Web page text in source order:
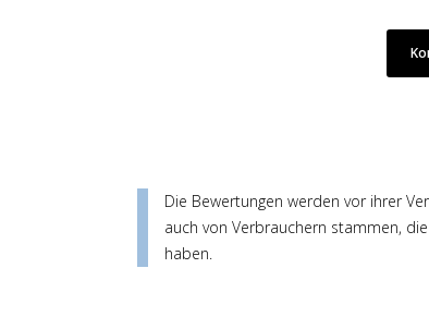
Die Bewertungen werden vor ihrer
auch von Verbrauchern stammen,
haben.